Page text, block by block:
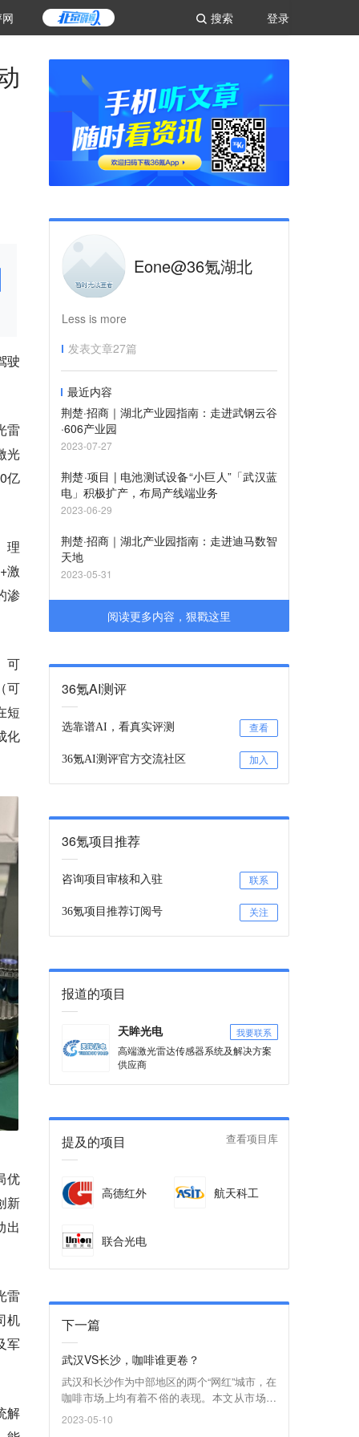
登录
搜索
驶
雷
光
亿
理
激
渗
可
可
短
化
优
新
出
雷
机
军
解
Eone@36氪湖北
Less is more
发表文章27篇
最近内容
荆楚·招商｜湖北产业园指南：走进武钢云谷
·606产业园
2023-07-27
荆楚·项目 | 电池测试设备“小巨人”「武汉蓝
电」积极扩产，布局产线端业务
2023-06-29
荆楚·招商｜湖北产业园指南：走进迪马数智
天地
2023-05-31
阅读更多内容，狠戳这里
36氪AI测评
选靠谱AI，看真实评测 查看
36氪AI测评官方交流社区 加入
36氪项目推荐
咨询项目审核和入驻 联系
36氪项目推荐订阅号 关注
报道的项目
天眸光电 我要联系
高端激光雷达传感器系统及解决方案
供应商
提及的项目 查看项目库
高德红外 航天科工
联合光电
下一篇
武汉VS长沙，咖啡谁更卷？
武汉和长沙作为中部地区的两个“网红”城市，在
咖啡市场上均有着不俗的表现。本文从市场规
模、品牌类型、消费特点、文化差异等方面，
2023-05-10